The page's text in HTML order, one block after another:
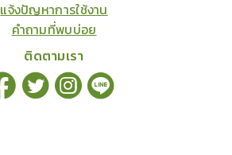
แจ้งปัญหาการใช้งาน
คำถามที่พบบ่อย
ติดตามเรา